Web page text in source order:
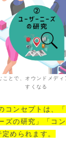
ことで、オウンドメデ
すくなる
コンセプトは、
ズの研究」「コ
められます。